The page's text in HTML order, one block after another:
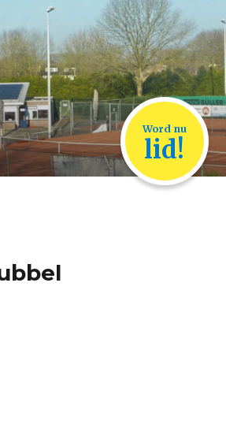
Word nu
lid!